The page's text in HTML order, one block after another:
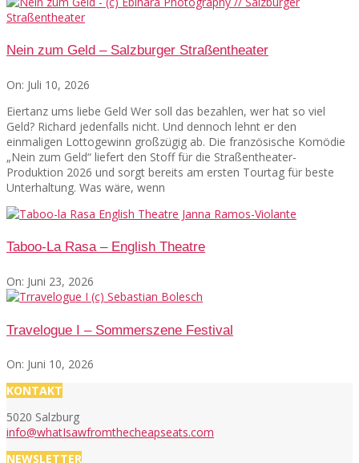
Nein zum Geld – Salzburger Straßentheater
On: Juli 10, 2026
Eiertanz ums liebe Geld Wer soll das bezahlen, wer hat so viel
Geld? Richard jedenfalls nicht. Und dennoch lehnt er den
einmaligen Lottogewinn großzügig ab. Die französische Komödie
„Nein zum Geld“ liefert den Stoff für die Straßentheater-
Produktion 2026 und sorgt bereits am ersten Tourtag für beste
Unterhaltung. Was wäre, wenn
Taboo-La Rasa – English Theatre
On: Juni 23, 2026
Travelogue I – Sommerszene Festival
On: Juni 10, 2026
KONTAKT
5020 Salzburg
info@whatIsawfromthecheapseats.com
NEWSLETTER